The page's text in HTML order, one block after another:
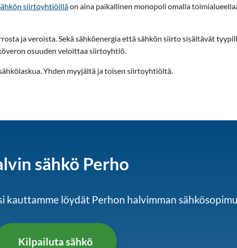
siirtoyhtiöilläon aina paikallinen monopoli omalla
ja veroista. Sekä sähköenergia että sähkön siirto sisältävät
osuuden veloittaa siirtoyhtiö.
Yhden myyjältä ja toisen siirtoyhtiöltä.
sähkö Perho
kauttamme löydät Perhon halvimman
Kilpailuta sähkö